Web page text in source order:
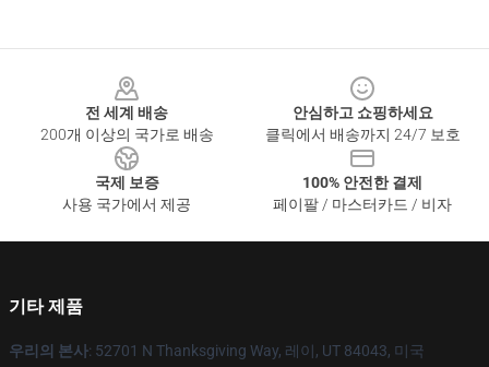
전 세계 배송
200개 이상의 국가로 배송
안심하고 쇼핑하세요
클릭에서 배송까지 24/7 보호
국제 보증
사용 국가에서 제공
100% 안전한 결제
페이팔 / 마스터카드 / 비자
기타 제품
우리의 본사: 52701 N Thanksgiving Way, 레이, UT 84043, 미국